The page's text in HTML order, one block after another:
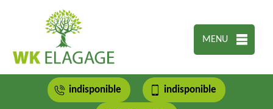
MENU
indisponible indisponible